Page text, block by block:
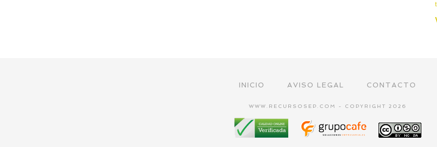
INICIO AVISO LEGAL CONTACTO
WWW.RECURSOSEP.COM - COPYRIGHT 2026